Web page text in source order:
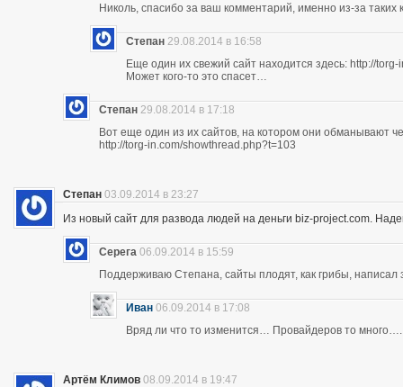
Николь, спасибо за ваш комментарий, именно из-за
Степан 29.08.2014 в 16:58
Еще один их свежий сайт находится здесь: http://
Может кого-то это спасет…
Степан 29.08.2014 в 17:18
Вот еще один из их сайтов, на котором они обманывают
http://torg-in.com/showthread.php?t=103
Степан 03.09.2014 в 23:27
Из новый сайт для развода людей на деньги biz-project.com.
Серега 06.09.2014 в 15:59
Поддерживаю Степана, сайты плодят, как грибы,
Иван 06.09.2014 в 17:08
Вряд ли что то изменится… Провайдеров то много….
Артём Климов 08.09.2014 в 19:47